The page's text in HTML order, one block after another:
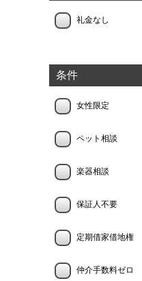
礼金なし
条件
女性限定
ペット相談
楽器相談
保証人不要
定期借家借地権
仲介手数料ゼロ